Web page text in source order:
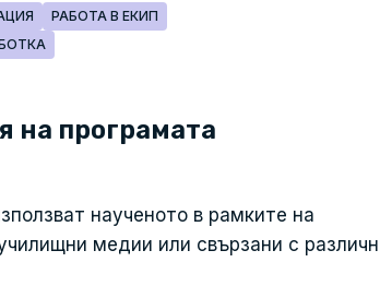
РАБОТА В ЕКИП
на програмата
наученото в рамките на
медии или свързани с